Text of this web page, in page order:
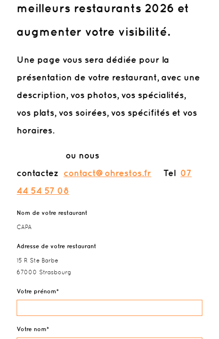
meilleurs restaurants 2026 et
augmenter votre visibilité.
Une page vous sera dédiée pour la
présentation de votre restaurant, avec une
description, vos photos, vos spécialités,
vos plats, vos soirées, vos spécifités et vos
horaires.
ou nous
contactez contact@ohrestos.fr Tel 07
44 54 57 08
Nom de votre restaurant
CAPA
Adresse de votre restaurant
15 R Ste Barbe
67000 Strasbourg
Votre prénom
Votre nom